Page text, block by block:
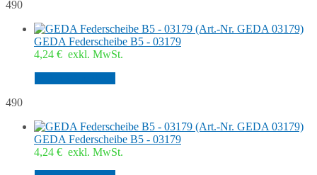
490
GEDA Federscheibe B5 - 03179
4,24 € exkl. MwSt.
490
GEDA Federscheibe B5 - 03179
4,24 € exkl. MwSt.